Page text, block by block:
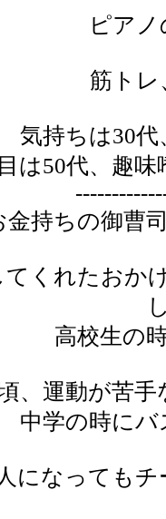
ピア
筋トレ
気持ちは30代
は50代、趣
金持ちの御曹
てくれたおか
高校生の
、運動が苦
中学の時に
になっても